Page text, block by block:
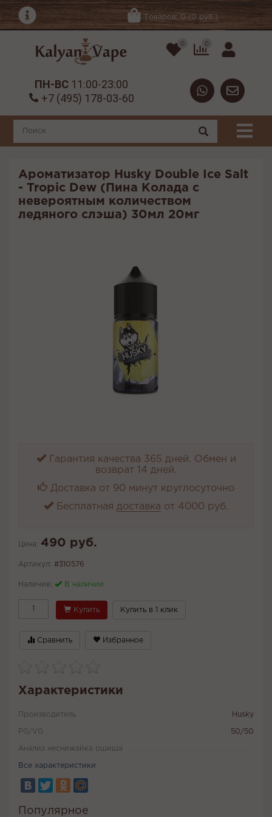
Товаров: 0 (0 руб.)
0 0
ПН-ВС 11:00-23:00
+7 (495) 178-03-60
Ароматизатор Husky Double Ice Salt
- Tropic Dew (Пина Колада с
невероятным количеством
ледяного слэша) 30мл 20мг
Гарантия качества 365 дней. Обмен и
возврат 14 дней.
Доставка от 90 минут круглосуточно
Бесплатная доставка от 4000 руб.
Цена: 490 руб.
Артикул: #310576
Наличие: В наличии
Купить Купить в 1 клик
Сравнить Избранное
Характеристики
Производитель Husky
PG/VG 50/50
Анализ неснижайка ошиша
Все характеристики
Популярное